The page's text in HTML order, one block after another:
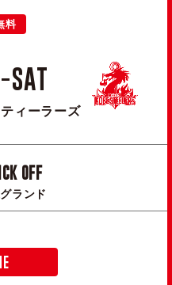
料
ィーラーズ
OFF
ランド